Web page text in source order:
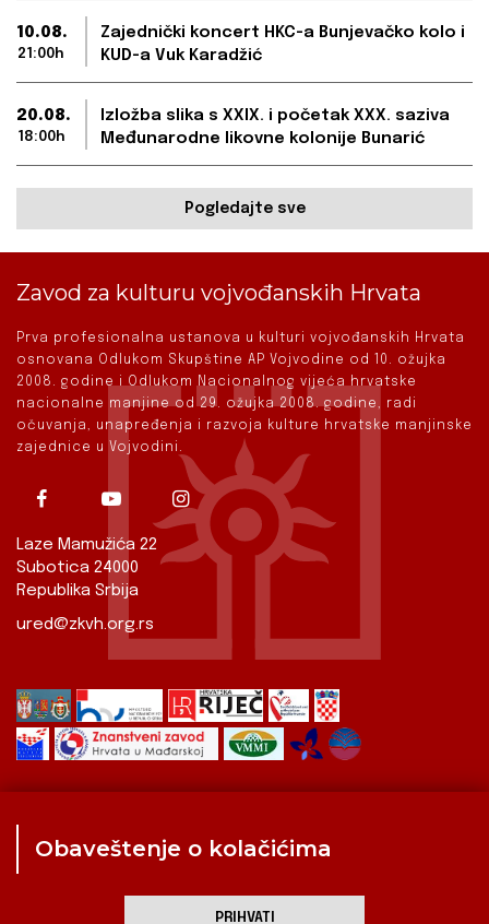
10.08.
21:00h
Zajednički koncert HKC-a Bunjevačko kolo i
KUD-a Vuk Karadžić
20.08.
18:00h
Izložba slika s XXIX. i početak XXX. saziva
Međunarodne likovne kolonije Bunarić
Pogledajte sve
Zavod za kulturu vojvođanskih Hrvata
Prva profesionalna ustanova u kulturi vojvođanskih Hrvata
osnovana Odlukom Skupštine AP Vojvodine od 10. ožujka
2008. godine i Odlukom Nacionalnog vijeća hrvatske
nacionalne manjine od 29. ožujka 2008. godine, radi
očuvanja, unapređenja i razvoja kulture hrvatske manjinske
zajednice u Vojvodini.
Laze Mamužića 22
Subotica 24000
Republika Srbija
ured@zkvh.org.rs
Kulturna scena
Obaveštenje o kolačićima
PRIHVATI